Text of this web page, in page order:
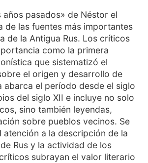
años pasados» de Néstor el
de las fuentes más importantes
de la Antigua Rus. Los críticos
como la primera
que sistematizó el
el origen y desarrollo de
abarca el período desde el siglo
del siglo XII e incluye no solo
sino también leyendas,
sobre pueblos vecinos. Se
atención a la descripción de la
Rus y la actividad de los
subrayan el valor literario